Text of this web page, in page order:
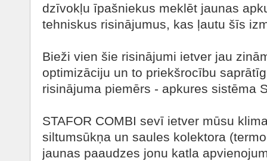
dzīvokļu īpašniekus meklēt jaunas
tehniskus risinājumus, kas ļautu šīs
Bieži vien šie risinājumi ietver jau
optimizāciju un to priekšrocību
risinājuma piemērs - apkures sistēma
STAFOR COMBI sevī ietver mūsu
siltumsūkņa un saules kolektora
jaunas paaudzes jonu katla